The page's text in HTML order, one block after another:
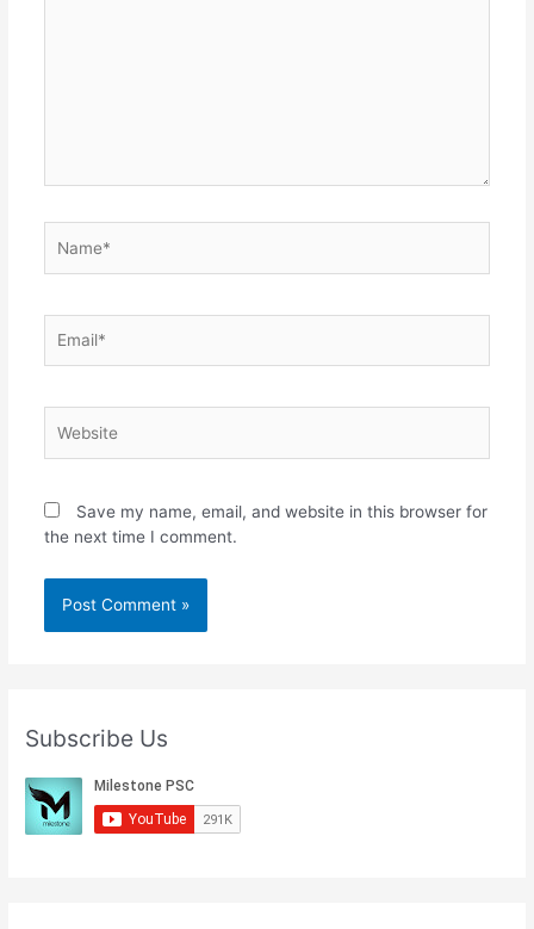
Save my name, email, and website in this browser for
the next time I comment.
Subscribe Us